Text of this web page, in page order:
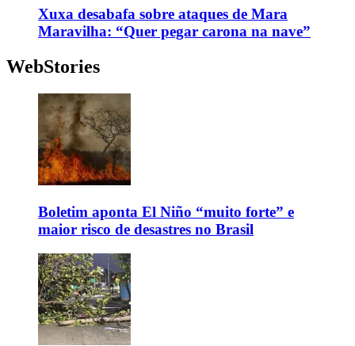
Xuxa desabafa sobre ataques de Mara
Maravilha: “Quer pegar carona na nave”
WebStories
Boletim aponta El Niño “muito forte” e
maior risco de desastres no Brasil